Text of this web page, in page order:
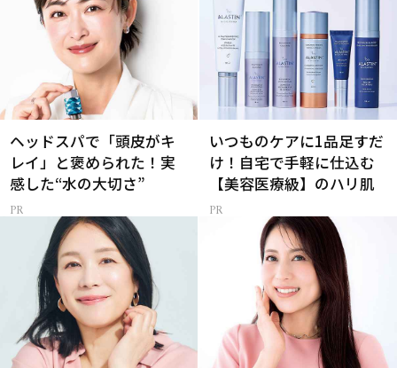
ヘッドスパで「頭皮がキ
レイ」と褒められた！実
感した“水の大切さ”
いつものケアに1品足すだ
け！自宅で手軽に仕込む
【美容医療級】のハリ肌